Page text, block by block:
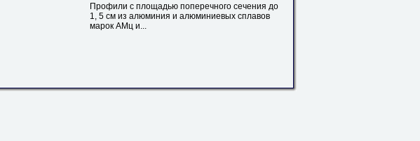
Профили с площадью поперечного сечения до
1, 5 см из алюминия и алюминиевых сплавов
марок АМц и...